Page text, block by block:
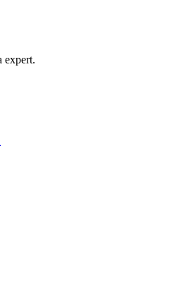
expert.